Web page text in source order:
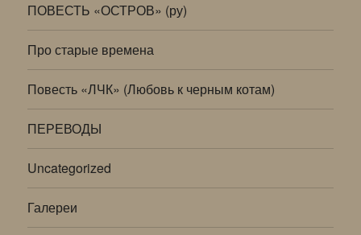
ПОВЕСТЬ «ОСТРОВ» (ру)
Про старые времена
Повесть «ЛЧК» (Любовь к черным котам)
ПЕРЕВОДЫ
Uncategorized
Галереи